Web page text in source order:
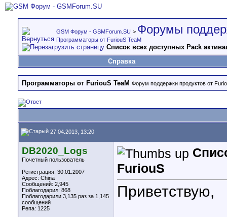
GSM Форум - GSMForum.SU > Форумы
Программаторы от FuriouS TeaM
Список всех доступных Pack
Справка
Программаторы от FuriouS TeaM Форум поддержки продуктов от
27.04.2013, 13:20
DB2020_Logs
Почетный пользователь
Регистрация: 30.01.2007
Адрес: China
Сообщений: 2,945
Поблагодарил: 868
Поблагодарили 3,135 раз за 1,145
сообщений
Репа: 1225
FuriouS
Приветствую,